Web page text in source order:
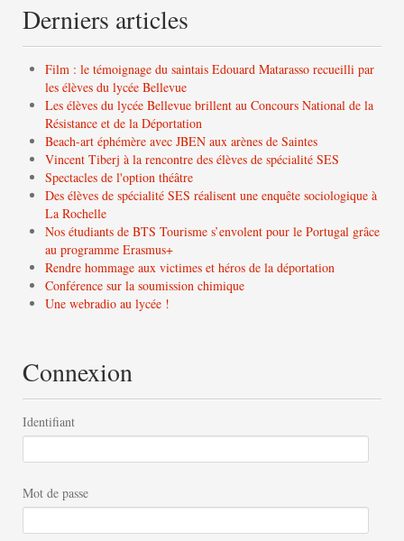
Derniers articles
Film : le témoignage du saintais Edouard Matarasso recueilli par
les élèves du lycée Bellevue
Les élèves du lycée Bellevue brillent au Concours National de la
Résistance et de la Déportation
Beach-art éphémère avec JBEN aux arènes de Saintes
Vincent Tiberj à la rencontre des élèves de spécialité SES
Spectacles de l'option théâtre
Des élèves de spécialité SES réalisent une enquête sociologique à
La Rochelle
Nos étudiants de BTS Tourisme s’envolent pour le Portugal grâce
au programme Erasmus+
Rendre hommage aux victimes et héros de la déportation
Conférence sur la soumission chimique
Une webradio au lycée !
Connexion
Identifiant
Mot de passe